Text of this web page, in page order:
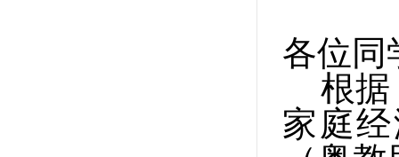
各位同
根
家庭